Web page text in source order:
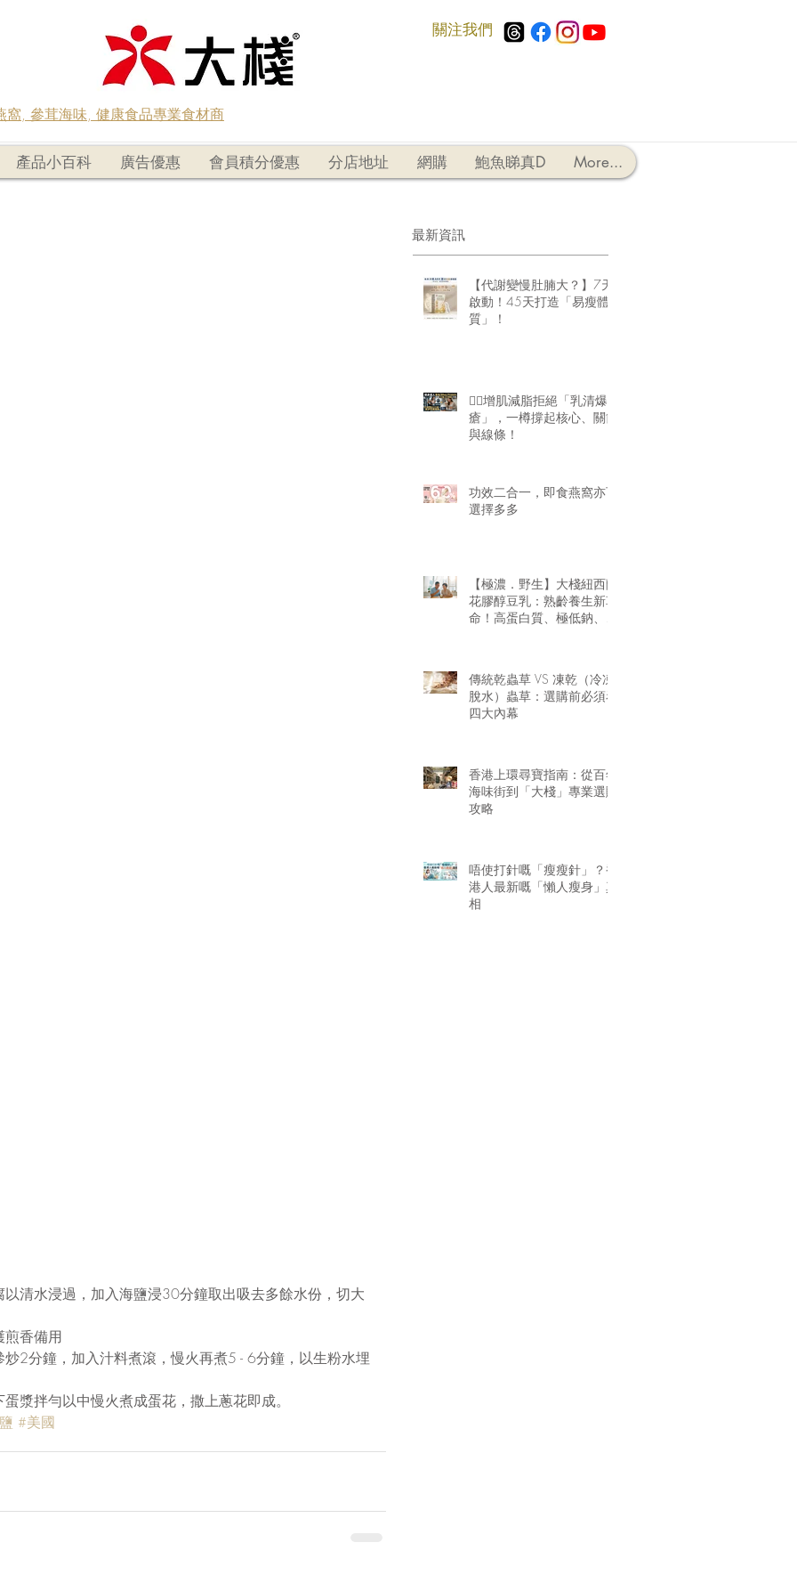
​關注我們
, 參茸海味, 健康食品專業食材商
產品小百科 廣告優惠 會員積分優惠 分店地址 網購 鮑魚睇真D More...
清水浸過，加入海鹽浸30分鐘取出吸去多餘水份，切大
煎香備用
2分鐘，加入汁料煮滾，慢火再煮5 - 6分鐘，以生粉水埋
漿拌勻以中慢火煮成蛋花，撒上蔥花即成。
#美國
最新資訊
【代謝變慢肚腩大？】7天
啟動！45天打造「易瘦體
質」！
🏋️‍♂️增肌減脂拒絕「乳清爆
瘡」，一樽撐起核心、關節
與線條！
功效二合一，即食燕窩亦可
選擇多多
【極濃．野生】大棧紐西蘭
花膠醇豆乳：熟齡養生新革
命！高蛋白質、極低鈉、零
傳統乾蟲草 VS 凍乾（冷凍
脫水）蟲草：選購前必須看
四大內幕
香港上環尋寶指南：從百年
海味街到「大棧」專業選購
攻略
唔使打針嘅「瘦瘦針」？香
港人最新嘅「懶人瘦身」真
相